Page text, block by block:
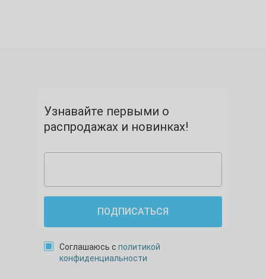
Узнавайте первыми о
распродажах и новинках!
ПОДПИСАТЬСЯ
Соглашаюсь с политикой
конфиденциальности